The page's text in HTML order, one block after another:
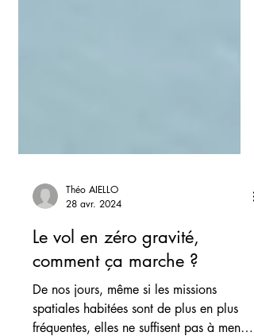
28 avr. 2024
Le vol en zéro gravité,
comment ça marche ?
De nos jours, même si les missions